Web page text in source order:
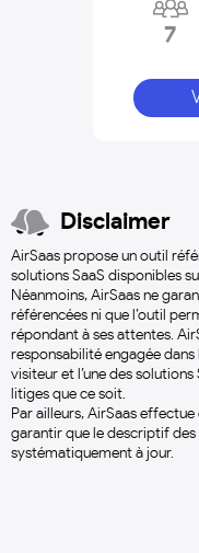
7
Disclaimer
AirSaas propose un outil
solutions SaaS disponibles
Néanmoins, AirSaas ne
référencées ni que l’outil
répondant à ses attentes.
responsabilité engagée
visiteur et l’une des
litiges que ce soit.
Par ailleurs, AirSaas
garantir que le descriptif
systématiquement à jour.